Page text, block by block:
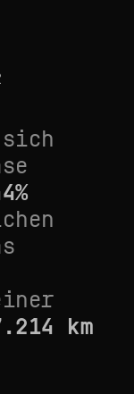
%
km